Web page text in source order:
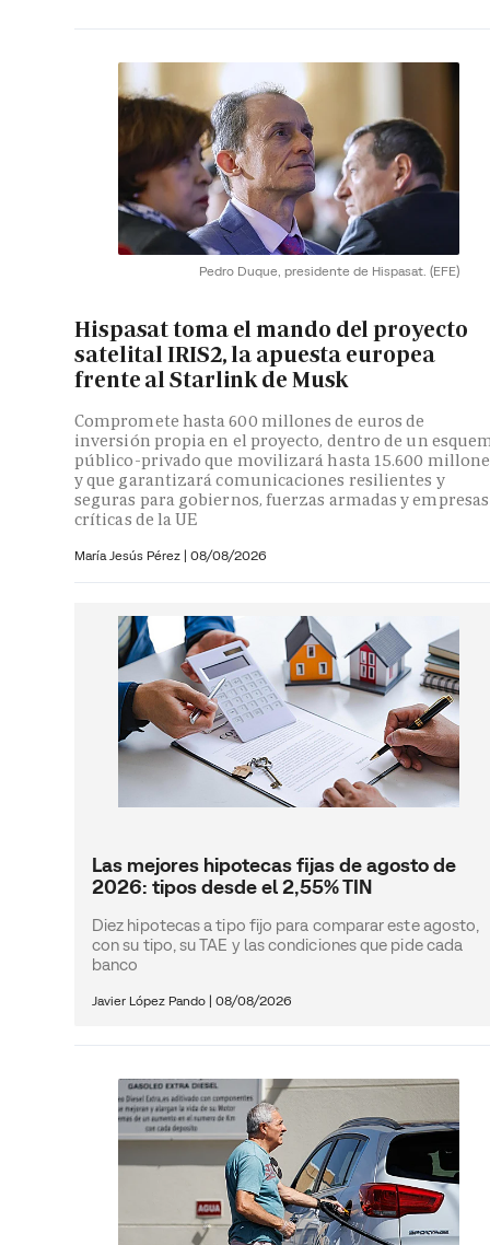
Pedro Duque, presidente de Hispasat. (EFE)
Hispasat toma el mando del proyecto
satelital IRIS2, la apuesta europea
frente al Starlink de Musk
Compromete hasta 600 millones de euros de
inversión propia en el proyecto, dentro de un
público-privado que movilizará hasta 15.600
y que garantizará comunicaciones resilientes y
seguras para gobiernos, fuerzas armadas y empresas
críticas de la UE
María Jesús Pérez | 08/08/2026
Las mejores hipotecas fijas de agosto de
2026: tipos desde el 2,55% TIN
Diez hipotecas a tipo fijo para comparar este agosto,
con su tipo, su TAE y las condiciones que pide cada
banco
Javier López Pando | 08/08/2026